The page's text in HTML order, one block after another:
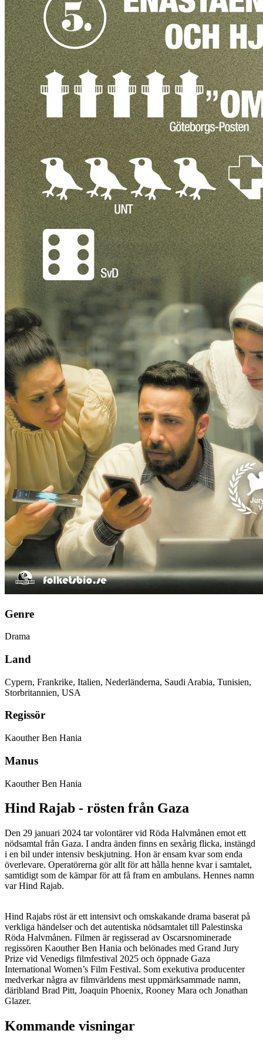
Genre
Drama
Land
Cypern, Frankrike, Italien, Nederländerna, Saudi Arabia, Tunisien,
Storbritannien, USA
Regissör
Kaouther Ben Hania
Manus
Kaouther Ben Hania
Hind Rajab - rösten från Gaza
Den 29 januari 2024 tar volontärer vid Röda Halvmånen emot ett
nödsamtal från Gaza. I andra änden finns en sexårig flicka, instängd
i en bil under intensiv beskjutning. Hon är ensam kvar som enda
överlevare. Operatörerna gör allt för att hålla henne kvar i samtalet,
samtidigt som de kämpar för att få fram en ambulans. Hennes namn
var Hind Rajab.
Hind Rajabs röst är ett intensivt och omskakande drama baserat på
verkliga händelser och det autentiska nödsamtalet till Palestinska
Röda Halvmånen. Filmen är regisserad av Oscarsnominerade
regissören Kaouther Ben Hania och belönades med Grand Jury
Prize vid Venedigs filmfestival 2025 och öppnade Gaza
International Women’s Film Festival. Som exekutiva producenter
medverkar några av filmvärldens mest uppmärksammade namn,
däribland Brad Pitt, Joaquin Phoenix, Rooney Mara och Jonathan
Glazer.
Kommande visningar